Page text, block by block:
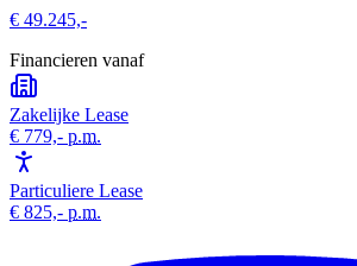
€ 49.245,-
Financieren vanaf
Zakelijke Lease
€ 779,- p.m.
Particuliere Lease
€ 825,- p.m.